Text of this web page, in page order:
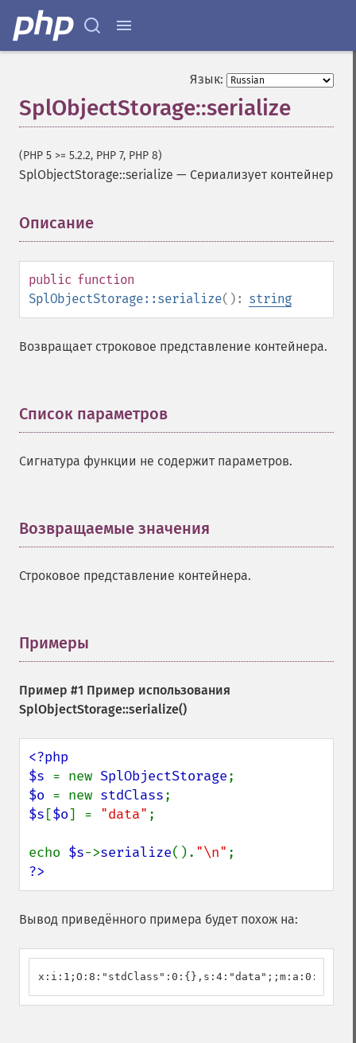
Язык:
SplObjectStorage::serialize
(PHP 5 >= 5.2.2, PHP 7, PHP 8)
SplObjectStorage::serialize — Сериализует контейнер
Описание
public function
SplObjectStorage::serialize(): string
Возвращает строковое представление контейнера.
Список параметров
Сигнатура функции не содержит параметров.
Возвращаемые значения
Строковое представление контейнера.
Примеры
Пример #1 Пример использования
SplObjectStorage::serialize()
<?php
$s = new SplObjectStorage
$o = new stdClass
$s [$o] = "data" ;
echo $s->serialize(). "\n"
?>
Вывод приведённого примера будет похож на:
x:i:1;O:8:"stdClass":0:{},s:4:"data";;m:a:0:{}